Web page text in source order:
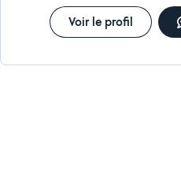
Voir le profil